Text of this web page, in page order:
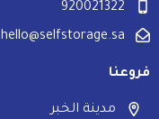
920021322
hello@selfstorage.sa
فروعنا
مدينة الخبر